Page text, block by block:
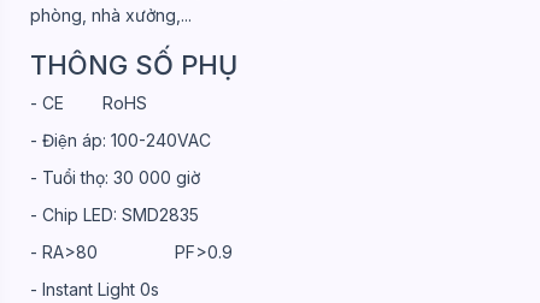
phòng, nhà xưởng,...
THÔNG SỐ PHỤ
- CE RoHS
- Điện áp: 100-240VAC
- Tuổi thọ: 30 000 giờ
- Chip LED: SMD2835
- RA>80 PF>0.9
- Instant Light 0s